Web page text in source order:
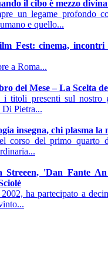
il cibo è mezzo
un legame profondo
e quello...
Fest: cinema,
a Roma...
del Mese – La Scelta
titoli presenti sul nostro
Pietra...
insegna, chi plasma la
corso del primo quarto
Streeen, 'Dan Fante
ha partecipato a